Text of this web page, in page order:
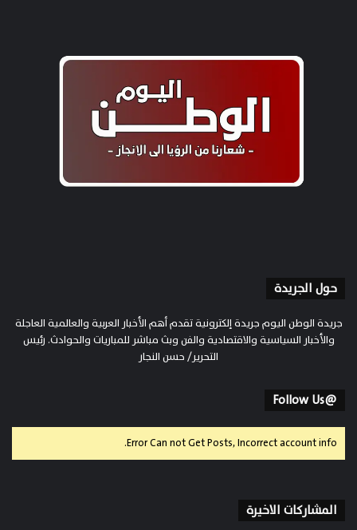
حول الجريدة
جريدة الوطن اليوم جريدة إلكترونية تقدم أهم الأخبار العربية والعالمية العاجلة
والأخبار السياسية والاقتصادية والفن وبث مباشر للمباريات والحوادث. رئيس
التحرير/ حسن النجار
@Follow Us
Error Can not Get Posts, Incorrect account info.
المشاركات الاخيرة